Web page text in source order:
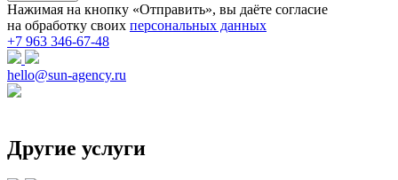
Нажимая на кнопку «Отправить», вы даёте согласие
на обработку своих персональных данных
+7 963 346-67-48
hello@sun-agency.ru
Другие услуги